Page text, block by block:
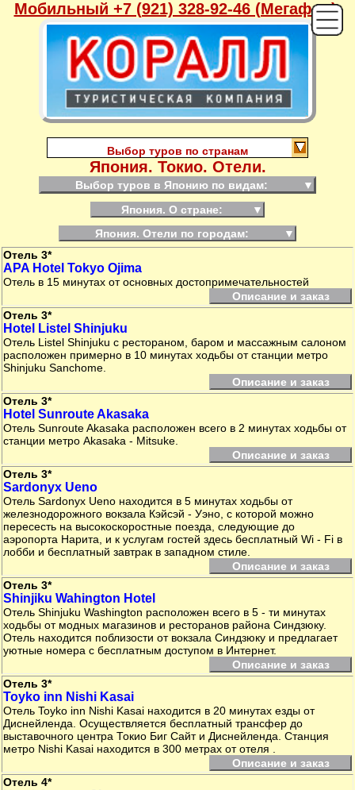
Мобильный +7 (921) 328-92-46 (Мегафон),
Выбор туров по странам
Япония. Токио. Отели.
Выбор туров в Японию по видам:
▼
Япония. О стране:
▼
Япония. Отели по городам:
▼
Отель 3*
APA Hotel Tokyo Ojima
Отель в 15 минутах от основных достопримечательностей
Описание и заказ
Отель 3*
Hotel Listel Shinjuku
Отель Listel Shinjuku с рестораном, баром и массажным салоном
расположен примерно в 10 минутах ходьбы от станции метро
Shinjuku Sanchome.
Описание и заказ
Отель 3*
Hotel Sunroute Akasaka
Отель Sunroute Akasaka расположен всего в 2 минутах ходьбы от
станции метро Akasaka - Mitsuke.
Описание и заказ
Отель 3*
Sardonyx Ueno
Отель Sardonyx Ueno находится в 5 минутах ходьбы от
железнодорожного вокзала Кэйсэй - Уэно, с которой можно
пересесть на высокоскоростные поезда, следующие до
аэропорта Нарита, и к услугам гостей здесь бесплатный Wi - Fi в
лобби и бесплатный завтрак в западном стиле.
Описание и заказ
Отель 3*
Shinjiku Wahington Hotel
Отель Shinjuku Washington расположен всего в 5 - ти минутах
ходьбы от модных магазинов и ресторанов района Синдзюку.
Отель находится поблизости от вокзала Синдзюку и предлагает
уютные номера с бесплатным доступом в Интернет.
Описание и заказ
Отель 3*
Toyko inn Nishi Kasai
Отель Toyko inn Nishi Kasai находится в 20 минутах езды от
Диснейленда. Осуществляется бесплатный трансфер до
выставочного центра Токио Биг Сайт и Диснейленда. Станция
метро Nishi Kasai находится в 300 метрах от отеля .
Описание и заказ
Отель 4*